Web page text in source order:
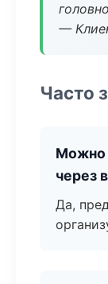
—
Часто
Можно
через
Да,